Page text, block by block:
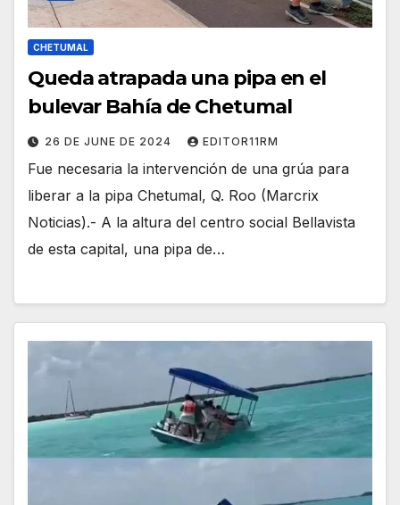
CHETUMAL
Queda atrapada una pipa en el
bulevar Bahía de Chetumal
26 DE JUNE DE 2024 EDITOR11RM
Fue necesaria la intervención de una grúa para
liberar a la pipa Chetumal, Q. Roo (Marcrix
Noticias).- A la altura del centro social Bellavista
de esta capital, una pipa de…